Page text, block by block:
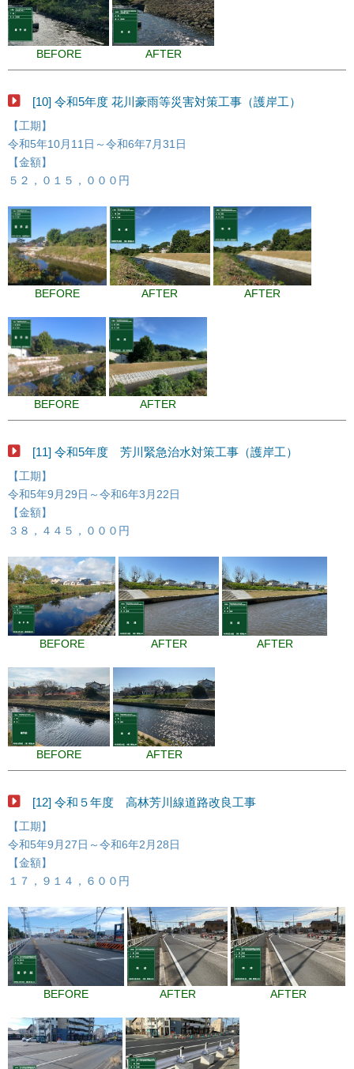
BEFORE AFTER
[10] 令和5年度 花川豪雨等災害対策工事（護岸工）
【工期】
令和5年10月11日～令和6年7月31日
【金額】
５２，０１５，０００円
BEFORE AFTER AFTER
BEFORE AFTER
[11] 令和5年度 芳川緊急治水対策工事（護岸工）
【工期】
令和5年9月29日～令和6年3月22日
【金額】
３８，４４５，０００円
BEFORE AFTER AFTER
BEFORE AFTER
[12] 令和５年度 高林芳川線道路改良工事
【工期】
令和5年9月27日～令和6年2月28日
【金額】
１７，９１４，６００円
BEFORE AFTER AFTER